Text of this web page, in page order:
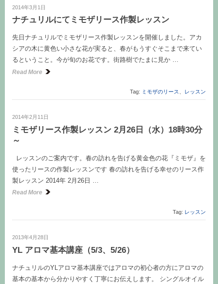
2014年3月1日
ナチュリルにてミモザリース作製レッスン
先日ナチュリルでミモザリース作製レッスンを開催しました。アカ
シアの木に黄色い小さな花が実ると、春がもうすぐそこまで来てい
るということ。今が旬のお花です。街路樹でたまに見か …
Read More
Tag: ミモザのリース レッスン
2014年2月11日
ミモザリース作製レッスン 2月26日（水）18時30分
～
レッスンのご案内です。春の訪れを告げる黄金色の花『ミモザ』を
使ったリースの作製レッスンです 春の訪れを告げる幸せのリース作
製レッスン 2014年 2月26日 …
Read More
Tag: レッスン
2013年4月28日
YL アロマ基本講座（5/3、5/26）
ナチュリルのYLアロマ基本講座ではアロマの初心者の方にアロマの
基本の基本から分かりやすく丁寧にお伝えします。 シングルオイル